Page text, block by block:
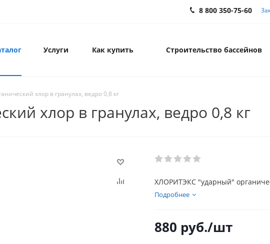
8 800 350-75-60
Услуги Как купить Строительство бассейнов
хлор в гранулах, ведро 0,8 кг
хлор в гранулах, ведро 0,8 кг
ХЛОРИТЭКС "ударный"
Подробнее
880 руб./шт